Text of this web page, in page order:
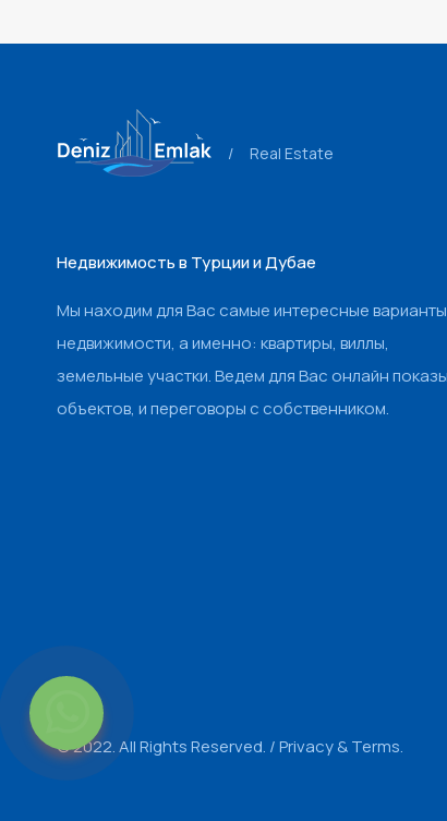
/ Real Estate
Недвижимость в Турции и Дубае
Мы находим для Вас самые интересные варианты
недвижимости, а именно: квартиры, виллы,
земельные участки. Ведем для Вас онлайн показы
объектов, и переговоры с собственником.
© 2022. All Rights Reserved. /Privacy & Terms.